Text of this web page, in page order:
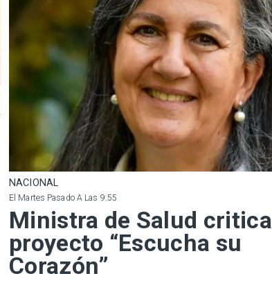
NACIONAL
El Martes Pasado A Las 9:55
Ministra de Salud critica
proyecto “Escucha su
Corazón”